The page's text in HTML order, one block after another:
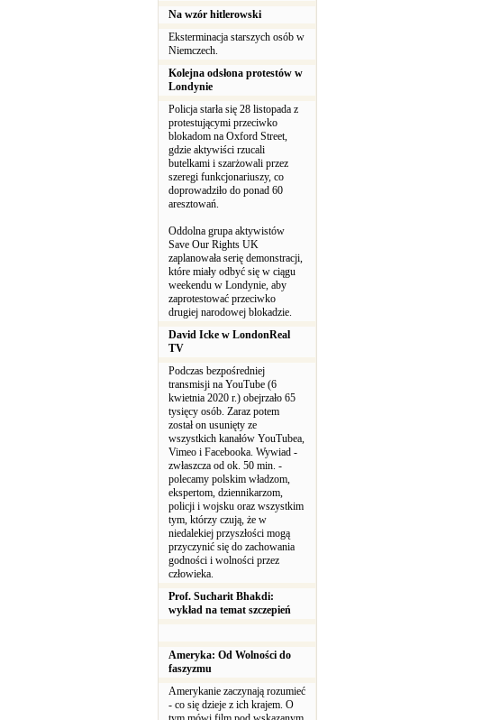
Na wzór hitlerowski
Eksterminacja starszych osób w
Niemczech.
Kolejna odsłona protestów w
Londynie
Policja starła się 28 listopada z
protestującymi przeciwko
blokadom na Oxford Street,
gdzie aktywiści rzucali
butelkami i szarżowali przez
szeregi funkcjonariuszy, co
doprowadziło do ponad 60
aresztowań.
Oddolna grupa aktywistów
Save Our Rights UK
zaplanowała serię demonstracji,
które miały odbyć się w ciągu
weekendu w Londynie, aby
zaprotestować przeciwko
drugiej narodowej blokadzie.
David Icke w LondonReal
TV
Podczas bezpośredniej
transmisji na YouTube (6
kwietnia 2020 r.) obejrzało 65
tysięcy osób. Zaraz potem
został on usunięty ze
wszystkich kanałów YouTubea,
Vimeo i Facebooka. Wywiad -
zwłaszcza od ok. 50 min. -
polecamy polskim władzom,
ekspertom, dziennikarzom,
policji i wojsku oraz wszystkim
tym, którzy czują, że w
niedalekiej przyszłości mogą
przyczynić się do zachowania
godności i wolności przez
człowieka.
Prof. Sucharit Bhakdi:
wykład na temat szczepień
Ameryka: Od Wolności do
faszyzmu
Amerykanie zaczynają rozumieć
- co się dzieje z ich krajem. O